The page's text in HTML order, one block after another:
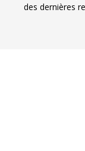
des dernières